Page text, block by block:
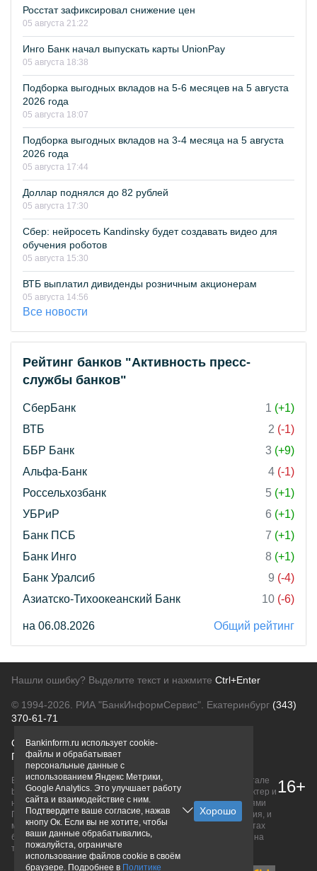
Росстат зафиксировал снижение цен
05 августа 21:22
Инго Банк начал выпускать карты UnionPay
05 августа 18:38
Подборка выгодных вкладов на 5-6 месяцев на 5 августа
2026 года
05 августа 18:07
Подборка выгодных вкладов на 3-4 месяца на 5 августа
2026 года
05 августа 17:44
Доллар поднялся до 82 рублей
05 августа 17:30
Сбер: нейросеть Kandinsky будет создавать видео для
обучения роботов
05 августа 15:30
ВТБ выплатил дивиденды розничным акционерам
05 августа 14:56
Все новости
Рейтинг банков "Активность пресс-
службы банков"
СберБанк 1 (+1)
ВТБ
2 (-1)
ББР Банк
3 (+9)
Альфа-Банк
4 (-1)
Россельхозбанк
5 (+1)
УБРиР
6 (+1)
Банк ПСБ
7 (+1)
Банк Инго
8 (+1)
Банк Уралсиб
9 (-4)
Азиатско-Тихоокеанский Банк
10 (-6)
на 06.08.2026 Общий рейтинг
Нашли ошибку? Выделите текст и нажмите Ctrl+Enter
© 1994-2026. РИА "БанкИнформСервис". Екатеринбург (343)
370-61-71
О проектеПолитика конфиденциальности
Правовая информацияДля рекламодателей
Вся информация о продуктах банков, размещенная на портале
bankinform.ru, носит исключительно ознакомительный характер и
не является публичной офертой, определяемой положениями
ГК РФ. Информация не содержит точного и полного описания, и
может быть изменена. Конечные условия уточняйте на сайтах
банков или при личном обращении. Исключительное право на
товарные знаки принадлежит их правообладателям.
16+
Bankinform.ru использует cookie-
файлы и обрабатывает
персональные данные с
использованием Яндекс Метрики,
Google Analytics. Это улучшает работу
сайта и взаимодействие с ним.
Подтвердите ваше согласие, нажав
кнопу Ок. Если вы не хотите, чтобы
ваши данные обрабатывались,
пожалуйста, ограничьте
использование файлов cookie в своём
браузере. Подробнее в Политике